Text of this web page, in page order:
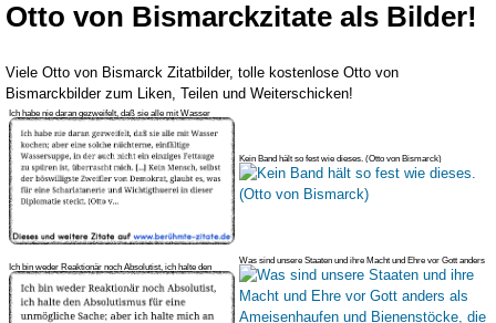
Otto von Bismarckzitate als Bilder!
Viele Otto von Bismarck Zitatbilder, tolle kostenlose Otto von
Bismarckbilder zum Liken, Teilen und Weiterschicken!
Ich habe nie daran gezweifelt, daß sie alle mit Wasser
kochen; aber eine
Kein Band hält so fest wie dieses. (Otto von Bismarck)
Ich bin weder Reaktionär noch Absolutist, ich halte den
Absolutismus für
Was sind unsere Staaten und ihre Macht und Ehre vor Gott anders
als Amei